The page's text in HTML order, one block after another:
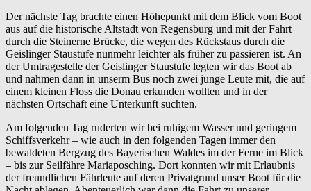
Der nächste Tag brachte einen Höhepunkt mit dem Blick vom Boot
aus auf die historische Altstadt von Regensburg und mit der Fahrt
durch die Steinerne Brücke, die wegen des Rückstaus durch die
Geislinger Staustufe nunmehr leichter als früher zu passieren ist. An
der Umtragestelle der Geislinger Staustufe legten wir das Boot ab
und nahmen dann in unserm Bus noch zwei junge Leute mit, die auf
einem kleinen Floss die Donau erkunden wollten und in der
nächsten Ortschaft eine Unterkunft suchten.
Am folgenden Tag ruderten wir bei ruhigem Wasser und geringem
Schiffsverkehr – wie auch in den folgenden Tagen immer den
bewaldeten Bergzug des Bayerischen Waldes im der Ferne im Blick
– bis zur Seilfähre Mariaposching. Dort konnten wir mit Erlaubnis
der freundlichen Fährleute auf deren Privatgrund unser Boot für die